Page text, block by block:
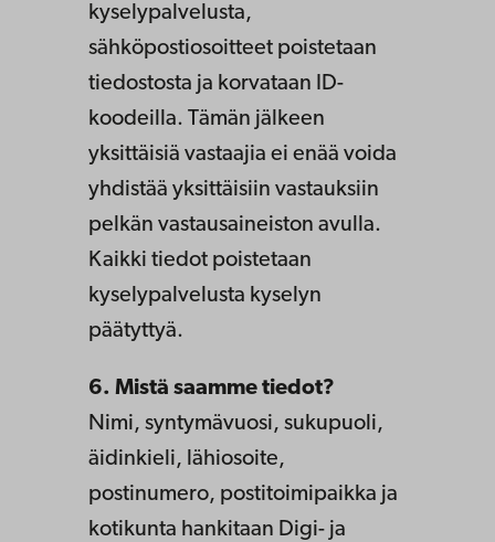
kyselypalvelusta,
sähköpostiosoitteet poistetaan
tiedostosta ja korvataan ID-
koodeilla. Tämän jälkeen
yksittäisiä vastaajia ei enää voida
yhdistää yksittäisiin vastauksiin
pelkän vastausaineiston avulla.
Kaikki tiedot poistetaan
kyselypalvelusta kyselyn
päätyttyä.
6. Mistä saamme tiedot?
Nimi, syntymävuosi, sukupuoli,
äidinkieli, lähiosoite,
postinumero, postitoimipaikka ja
kotikunta hankitaan Digi- ja